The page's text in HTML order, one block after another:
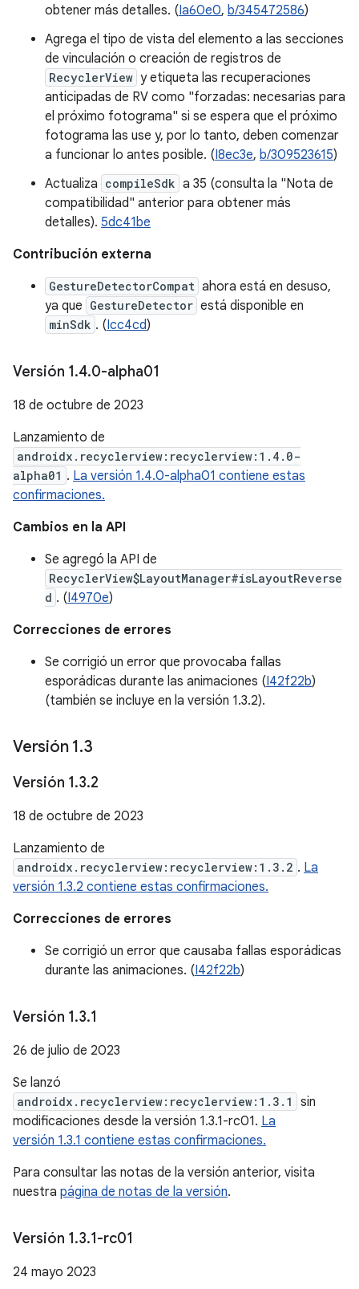
obtener más detalles. (Ia60e0, b/345472586)
Agrega el tipo de vista del elemento a las secciones
de vinculación o creación de registros de
RecyclerView y etiqueta las recuperaciones
anticipadas de RV como "forzadas: necesarias para
el próximo fotograma" si se espera que el próximo
fotograma las use y, por lo tanto, deben comenzar
a funcionar lo antes posible. (I8ec3e, b/309523615)
Actualiza compileSdk a 35 (consulta la "Nota de
compatibilidad" anterior para obtener más
detalles). 5dc41be
Contribución externa
GestureDetectorCompat ahora está en desuso,
ya que GestureDetector está disponible en
minSdk . (Icc4cd)
Versión 1.4.0-alpha01
18 de octubre de 2023
Lanzamiento de
androidx.recyclerview:recyclerview:1.4.0-
alpha01 . La versión 1.4.0-alpha01 contiene estas
confirmaciones.
Cambios en la API
Se agregó la API de
RecyclerView$LayoutManager#isLayoutReverse
d . (I4970e)
Correcciones de errores
Se corrigió un error que provocaba fallas
esporádicas durante las animaciones (I42f22b)
(también se incluye en la versión 1.3.2).
Versión 1.3
Versión 1.3.2
18 de octubre de 2023
Lanzamiento de
androidx.recyclerview:recyclerview:1.3.2 . La
versión 1.3.2 contiene estas confirmaciones.
Correcciones de errores
Se corrigió un error que causaba fallas esporádicas
durante las animaciones. (I42f22b)
Versión 1.3.1
26 de julio de 2023
Se lanzó
androidx.recyclerview:recyclerview:1.3.1
sin
modificaciones desde la versión 1.3.1-rc01. La
versión 1.3.1 contiene estas confirmaciones.
Para consultar las notas de la versión anterior, visita
nuestra página de notas de la versión.
Versión 1.3.1-rc01
24 mayo 2023